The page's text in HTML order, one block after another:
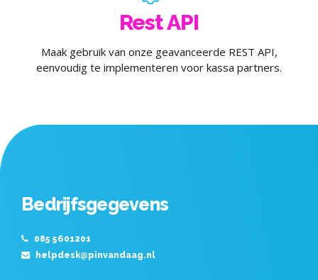
Rest API
Maak gebruik van onze geavanceerde REST API,
eenvoudig te implementeren voor kassa partners.
Bedrijfsgegevens
085 5601201
helpdesk@pinvandaag.nl